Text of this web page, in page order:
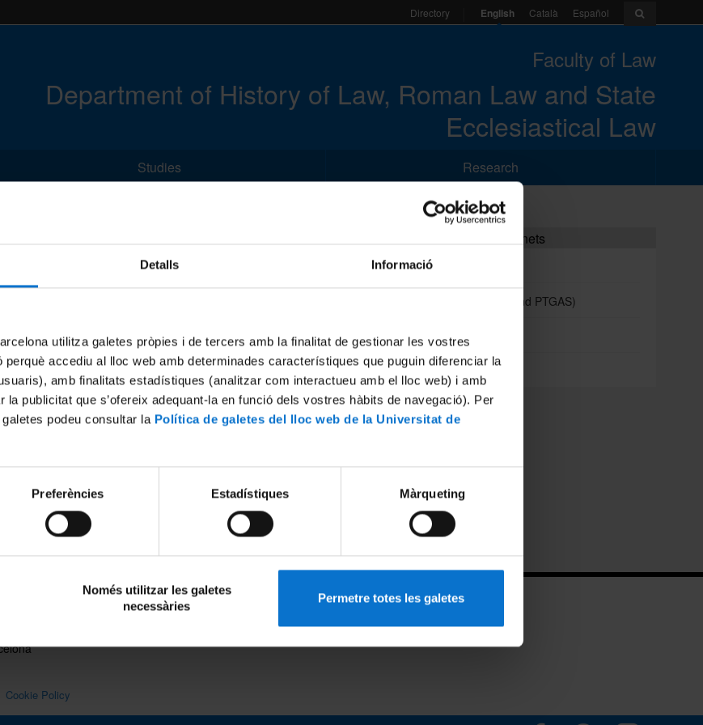
Detalls Informació
utilitza galetes pròpies i de tercers amb la finalitat de gestionar les vostres
accediu al lloc web amb determinades característiques que puguin diferenciar la
amb finalitats estadístiques (analitzar com interactueu amb el lloc web) i amb
la publicitat que s’ofereix adequant-la en funció dels vostres hàbits de navegació). Per
podeu consultar la Política de galetes del lloc web de la Universitat de
Preferències Estadístiques Màrqueting
Només utilitzar les galetes
necessàries
Permetre totes les galetes
Directory English Català Español
Faculty of Law
Department of History of Law, Roman Law and State
Ecclesiastical Law
Studies Research
25-02-2021
We present you a new department website
where you can find in detail all the
information about the organization, studies
and research of the three areas of
Portals and intranets
Intranet (PDI and PTGAS)
Campus Virtual
Alumni UB
Mailbox
Cookie Policy